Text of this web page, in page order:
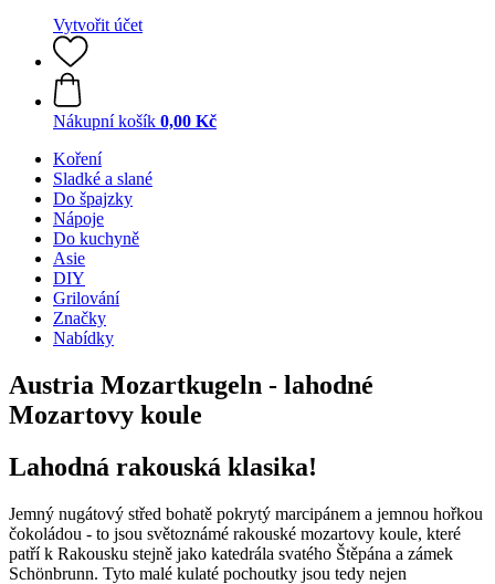
Vytvořit účet
Nákupní košík 0,00 Kč
Koření
Sladké a slané
Do špajzky
Nápoje
Do kuchyně
Asie
DIY
Grilování
Značky
Nabídky
Austria Mozartkugeln - lahodné
Mozartovy koule
Lahodná rakouská klasika!
Jemný nugátový střed bohatě pokrytý marcipánem a jemnou hořkou
čokoládou - to jsou světoznámé rakouské mozartovy koule, které
patří k Rakousku stejně jako katedrála svatého Štěpána a zámek
Schönbrunn. Tyto malé kulaté pochoutky jsou tedy nejen